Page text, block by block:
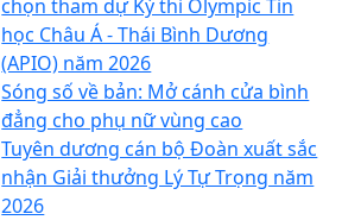
chọn tham dự Kỳ thi Olympic Tin
học Châu Á - Thái Bình Dương
(APIO) năm 2026
Sóng số về bản: Mở cánh cửa bình
đẳng cho phụ nữ vùng cao
Tuyên dương cán bộ Đoàn xuất sắc
nhận Giải thưởng Lý Tự Trọng năm
2026